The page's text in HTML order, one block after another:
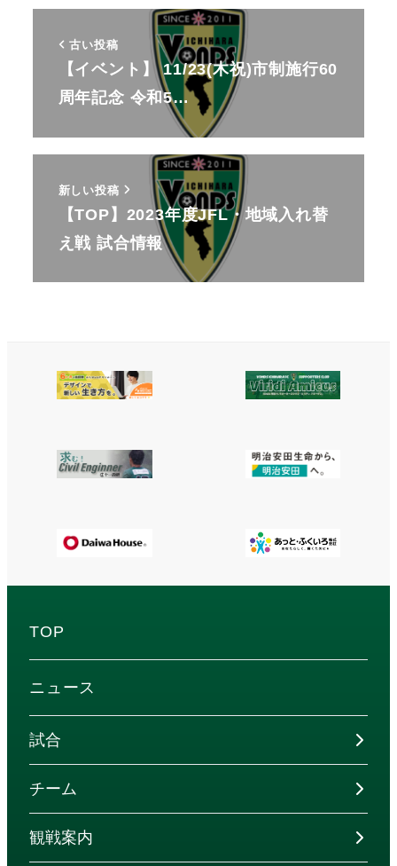
古い投稿
【イベント】 11/23(木祝)市制施行60
周年記念 令和5…
新しい投稿
【TOP】2023年度JFL・地域入れ替
え戦 試合情報
TOP
ニュース
試合
チーム
観戦案内